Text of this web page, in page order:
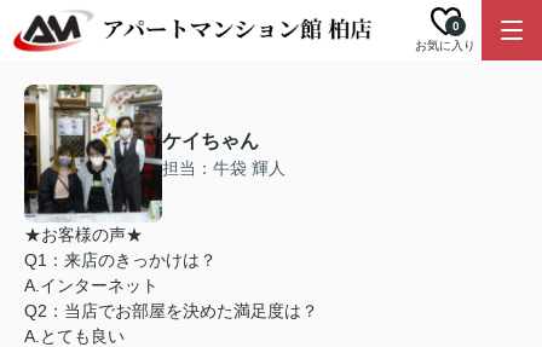
お気に入り
0
ケイちゃん
担当：牛袋 輝人
★お客様の声★
Q1：来店のきっかけは？
A.インターネット
Q2：当店でお部屋を決めた満足度は？
A.とても良い